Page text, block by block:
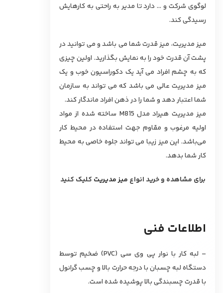
لوگوی شرکت و … دارد تا مدیر به راحتی به کارهایش
رسیدگی کند.
میز مدیریت، میز قدرت شما می باشد و می توانید در
پشت آن قدرت خود را به نمایش بگذارید. اولین چیزی
که به چشم افراد می آید یک دکوراسیون خوب و یک
میز مدیریت عالی می باشد که می تواند به سازمان
شما اعتبار دهد و شما را در ذهن افراد ماندگار کند.
میز مدیریت هیراد مدل M815 ساخته شده از مواد
اولیه مرغوب و مقاوم جهت استفاده در محیط کار
می‌باشد. این میز زیبا می تواند جلوه خاصی به محیط
کار شما بدهد.
برای مشاهده و خرید انواع میز مدیریت کلیک کنید
اطلاعات فنی
– لبه کار با نوار پی وی سی (PVC) ضخیم توسط
دستگاه لبه چسبان با درجه حرارت بالا و چسب گرانول
با قدرت چسبندگی بالا پوشیده شده است.